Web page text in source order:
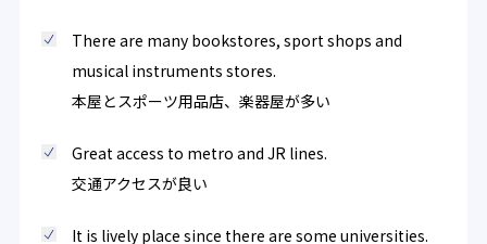
There are many bookstores, sport shops and
musical instruments stores.
本屋とスポーツ用品店、楽器屋が多い
Great access to metro and JR lines.
交通アクセスが良い
It is lively place since there are some universities.